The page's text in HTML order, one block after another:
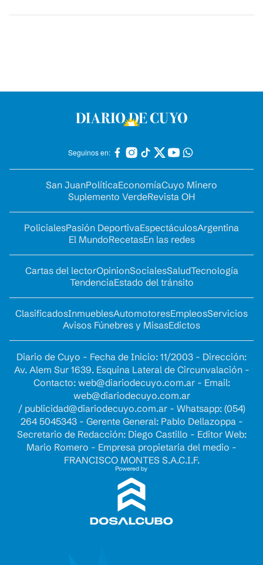
Seguinos en:
San JuanPolíticaEconomíaCuyo Minero
Suplemento VerdeRevista OH
PolicialesPasión DeportivaEspectáculosArgentina
El MundoRecetasEn las redes
Cartas del lectorOpinionSocialesSaludTecnología
TendenciaEstado del tránsito
ClasificadosInmueblesAutomotoresEmpleosServicios
Avisos Fúnebres y MisasEdictos
Diario de Cuyo - Fecha de Inicio: 11/2003 - Dirección:
Av. Alem Sur 1639. Esquina Lateral de Circunvalación -
Contacto: web@diariodecuyo.com.ar- Email:
web@diariodecuyo.com.ar
/ publicidad@diariodecuyo.com.ar- Whatsapp: (054)
264 5045343 - Gerente General: Pablo Dellazoppa -
Secretario de Redacción: Diego Castillo - Editor Web:
Mario Romero - Empresa propietaria del medio -
FRANCISCO MONTES S.A.C.I.F.